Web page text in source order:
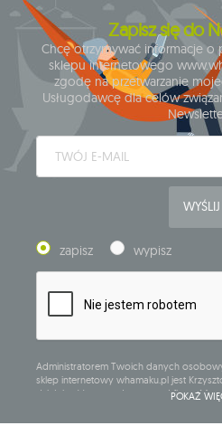
Zapisz się do
Chcę otrzymywać informacje
sklepu internetowego
zgodę na przetwarzanie
Usługodawcę dla celów
WYŚLIJ
zapisz wypisz
Administratorem Twoich danych
sklep internetowy whamaku.pl jest
działalność gospodarczą pod firmą:
POKAŻ